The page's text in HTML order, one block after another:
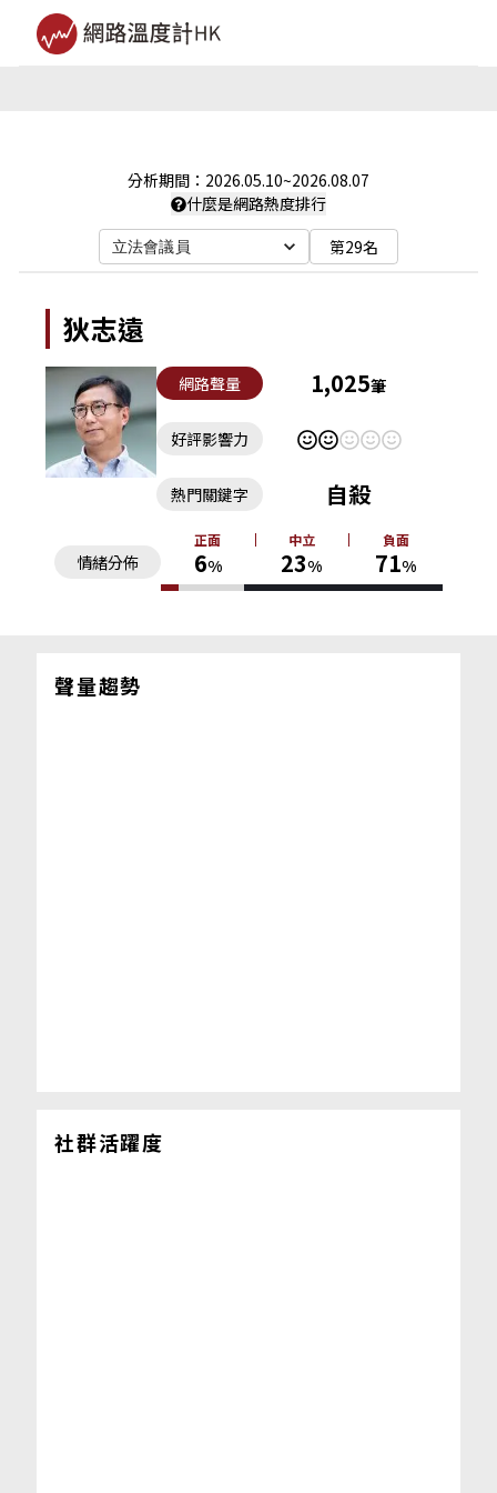
分析期間： 2026.05.10~2026.08.07
什麼是網路熱度排行
立法會議員 第29名
狄志遠
網路聲量 1,025筆
好評影響力
情緒分佈
正面
6%
中立
23%
負面
71%
熱門關鍵字 自殺
聲量趨勢
社群活躍度